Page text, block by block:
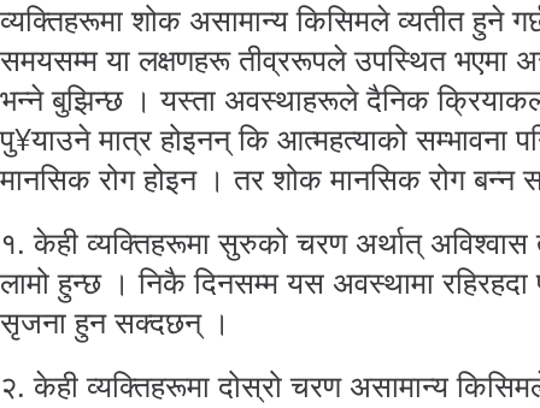
व्यक्तिहरूमा शोक असामान्य किसिमले व्यतीत हुने
समयसम्म या लक्षणहरू तीव्ररूपले उपस्थित भएमा
भन्ने बुझिन्छ । यस्ता अवस्थाहरूले दैनिक
पु¥याउने मात्र होइनन् कि आत्महत्याको सम्भावना
मानसिक रोग होइन । तर शोक मानसिक रोग बन्न
१. केही व्यक्तिहरूमा सुरुको चरण अर्थात्
लामो हुन्छ । निकै दिनसम्म यस अवस्थामा
सृजना हुन सक्दछन् ।
२. केही व्यक्तिहरूमा दोस्रो चरण असामान्य